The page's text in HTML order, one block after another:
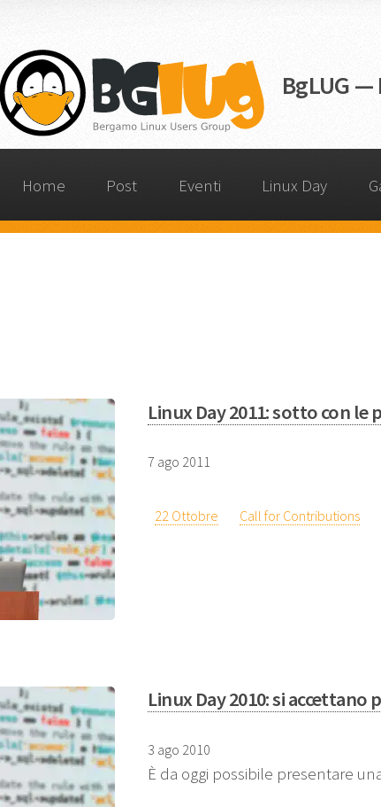
BgLUG —
Home Post Eventi Linux Day
Linux Day 2011: sotto con le
7 ago 2011
22 Ottobre Call for Contributions
Linux Day 2010: si accettano
3 ago 2010
È da oggi possibile presentare